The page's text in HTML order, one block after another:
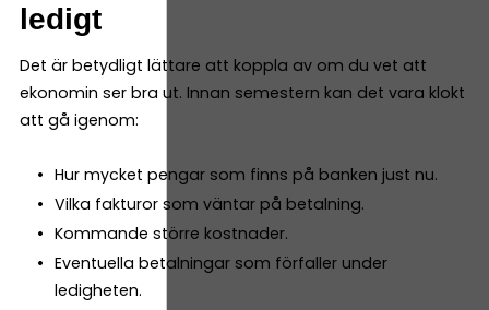
ledigt
Det är betydligt lättare att koppla av om du vet att
ekonomin ser bra ut. Innan semestern kan det vara klokt
att gå igenom:
Hur mycket pengar som finns på banken just nu.
Vilka fakturor som väntar på betalning.
Kommande större kostnader.
Eventuella betalningar som förfaller under
ledigheten.